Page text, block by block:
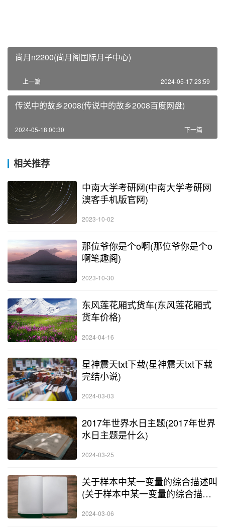
尚月n2200(尚月阁国际月子中心)
上一篇 2024-05-17 23:59
传说中的故乡2008(传说中的故乡2008百度网盘)
下一篇
2024-05-18 00:30
相关推荐
中南大学考研网(中南大学考研网
澳客手机版官网)
2023-10-02
那位爷你是个o啊(那位爷你是个o
啊笔趣阁)
2023-10-30
东风莲花厢式货车(东风莲花厢式
货车价格)
2024-04-16
星神震天txt下载(星神震天txt下载
完结小说)
2024-03-03
2017年世界水日主题(2017年世界
水日主题是什么)
2024-03-25
关于样本中某一变量的综合描述叫
(关于样本中某一变量的综合描述
2024-03-06